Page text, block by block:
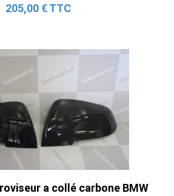
205,00 € TTC
a collé carbone BMW